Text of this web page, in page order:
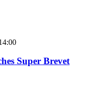
Super Brevet